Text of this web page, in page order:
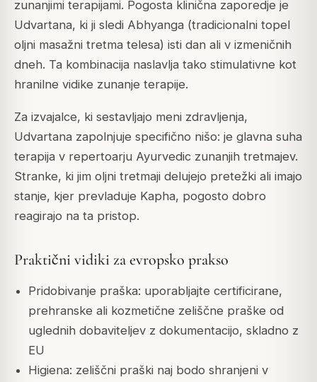
zunanjimi terapijami. Pogosta klinična zaporedje je
Udvartana, ki ji sledi Abhyanga (tradicionalni topel
oljni masažni tretma telesa) isti dan ali v izmeničnih
dneh. Ta kombinacija naslavlja tako stimulativne kot
hranilne vidike zunanje terapije.
Za izvajalce, ki sestavljajo meni zdravljenja,
Udvartana zapolnjuje specifično nišo: je glavna suha
terapija v repertoarju Ayurvedic zunanjih tretmajev.
Stranke, ki jim oljni tretmaji delujejo pretežki ali imajo
stanje, kjer prevladuje Kapha, pogosto dobro
reagirajo na ta pristop.
Praktični vidiki za evropsko prakso
Pridobivanje praška: uporabljajte certificirane,
prehranske ali kozmetične zeliščne praške od
uglednih dobaviteljev z dokumentacijo, skladno z
EU
Higiena: zeliščni praški naj bodo shranjeni v